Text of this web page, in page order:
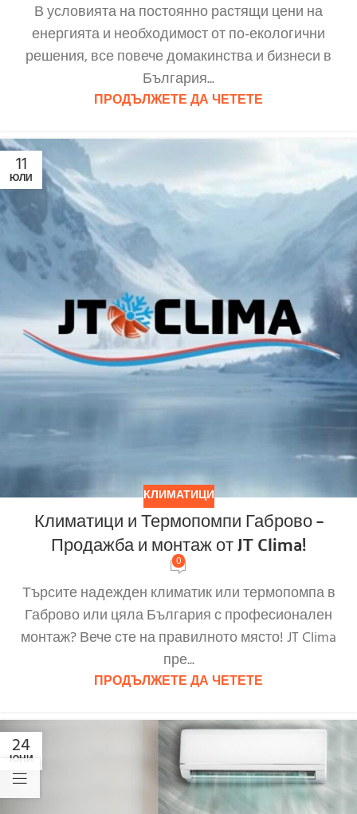
В условията на постоянно растящи цени на
енергията и необходимост от по-екологични
решения, все повече домакинства и бизнеси в
България...
ПРОДЪЛЖЕТЕ ДА ЧЕТЕТЕ
11
ЮЛИ
КЛИМАТИЦИ
Климатици и Термопомпи Габрово –
Продажба и монтаж от JT Clima!
0
Търсите надежден климатик или термопомпа в
Габрово или цяла България с професионален
монтаж? Вече сте на правилното място! JT Clima
пре...
ПРОДЪЛЖЕТЕ ДА ЧЕТЕТЕ
24
ЮНИ